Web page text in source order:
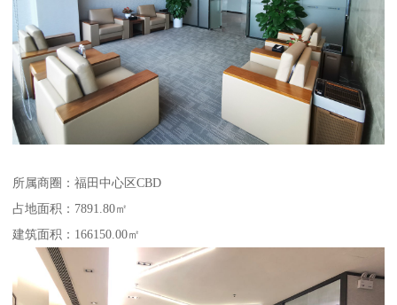
所属商圈：福田中心区CBD
占地面积：7891.80㎡
建筑面积：166150.00㎡